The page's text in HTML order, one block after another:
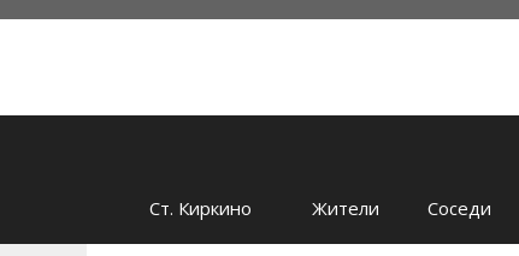
Ст. Киркино Жители Соседи